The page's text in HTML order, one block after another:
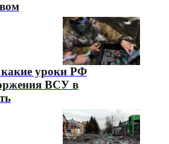
какие уроки РФ
ВСУ в